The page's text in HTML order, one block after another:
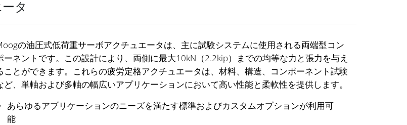
タ
の油圧式低荷重サーボアクチュエータは、主に試験システムに使用される両端型コン
ーネントです。この設計により、両側に最大10kN（2.2kip）までの均等な力と張力を与え
ことができます。これらの疲労定格アクチュエータは、材料、構造、コンポーネント試験
ど、単軸および多軸の幅広いアプリケーションにおいて高い性能と柔軟性を提供します。
あらゆるアプリケーションのニーズを満たす標準およびカスタムオプションが利用可
能